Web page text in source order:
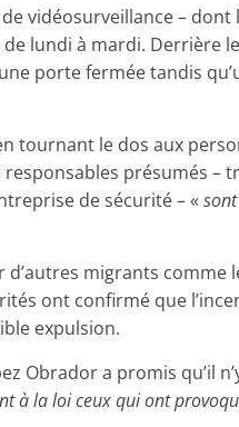
vidéosurveillance –
lundi à mardi. Derrière
porte fermée tandis
tournant le dos aux
présumés –
de sécurité – «
d’autres migrants comme
ont confirmé que
expulsion.
Obrador a promis qu’il
à la loi ceux qui ont